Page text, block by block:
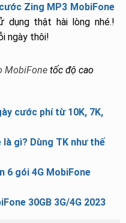
Zing MP3 MobiFone
dụng thật hài lòng nhé.!
ngày thôi!
MobiFone tốc độ cao
cước phí từ 10K, 7K,
gì? Dùng TK như thế
6 gói 4G MobiFone
30GB 3G/4G 2023